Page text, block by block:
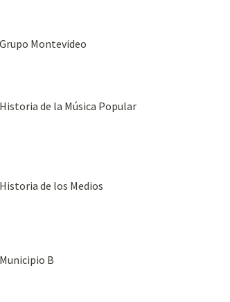
Grupo Montevideo
Historia de la Música Popular
Historia de los Medios
Municipio B